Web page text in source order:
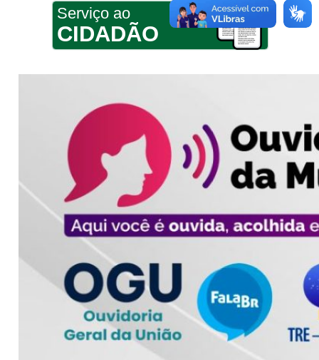
Serviço ao
CIDADÃO